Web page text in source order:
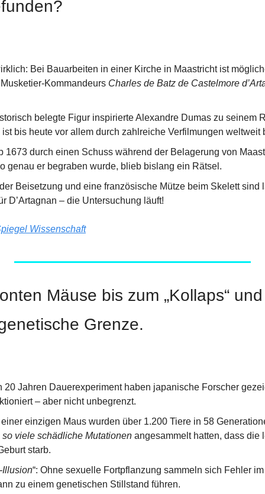
Bei Bauarbeiten in einer Kirche in Maastricht ist
Kommandeurs Charles de Batz de Castelmore
belegte Figur inspirierte Alexandre Dumas zu seinem
ist bis heute vor allem durch zahlreiche Verfilmungen weltweit
genau er begraben wurde, blieb bislang ein Rätsel.
Beisetzung und eine französische Mütze beim Skelett sind
D’Artagnan – die Untersuchung läuft!
Wissenschaft
Mäuse bis zum „Kollaps“
Grenze.
20 Jahren Dauerexperiment haben japanische Forscher
– aber nicht unbegrenzt.
einzigen Maus wurden über 1.200 Tiere in 58
so viele schädliche Mutationen angesammelt hatten, dass die
starb.
Illusion“: Ohne sexuelle Fortpflanzung sammeln sich Fehler
zu einem genetischen Stillstand führen.